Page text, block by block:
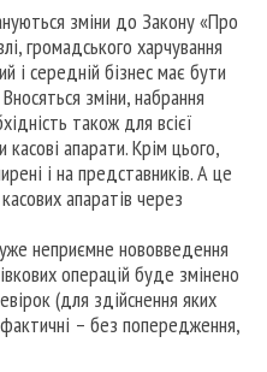
зміни до Закону «Про
громадського харчування
і середній бізнес має бути
зміни, набрання
також для всієї
касові апарати. Крім цього,
і на представників. А це
апаратів через
неприємне нововведення
операцій буде змінено
(для здійснення яких
– без попередження,